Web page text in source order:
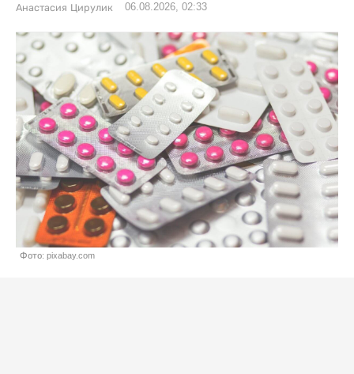
Анастасия Цирулик 06.08.2026, 02:33
Фото: pixabay.com